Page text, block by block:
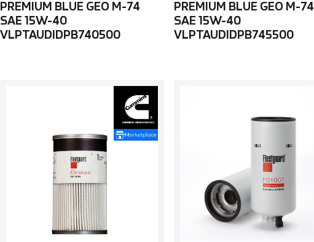
PREMIUM BLUE GEO M-74
SAE 15W-40
VLPTAUDIDPB740500
PREMIUM BLUE GEO M-74
SAE 15W-40
VLPTAUDIDPB745500